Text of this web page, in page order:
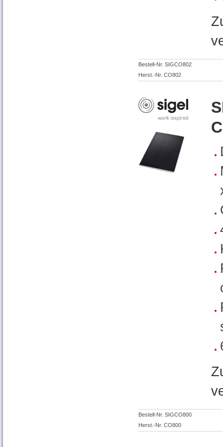
Bestell-Nr. SIGCO802
Herst.-Nr. CO802
Bestell-Nr. SIGCO800
Herst.-Nr. CO800